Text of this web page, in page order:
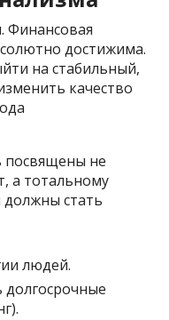
Финансовая
достижима.
на стабильный,
качество
посвящены не
а тотальному
стать
людей.